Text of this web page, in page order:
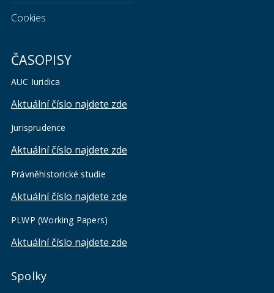
Cookies
ČASOPISY
AUC Iuridica
Aktuální číslo najdete zde
Jurisprudence
Aktuální číslo najdete zde
Právněhistorické studie
Aktuální číslo najdete zde
PLWP (Working Papers)
Aktuální číslo najdete zde
Spolky